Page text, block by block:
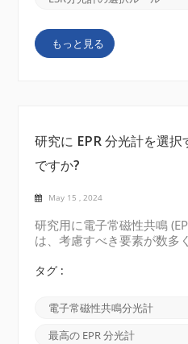
化する必要があると述べて
磁場に対する電子スピンの
トは、スピン反転 (平行か
もっと見る
研究に EPR 分光計を選
ですか?
May 15 , 2024
研究用に電子常磁性共鳴
は、考慮すべき要素が数多
に必要な周波数範囲を決定
数範囲で利用できます。ど
しているサンプルの種類と
レベルによって異なりま
タグ :
電子常磁性共鳴分光計
最高の EPR 分光計